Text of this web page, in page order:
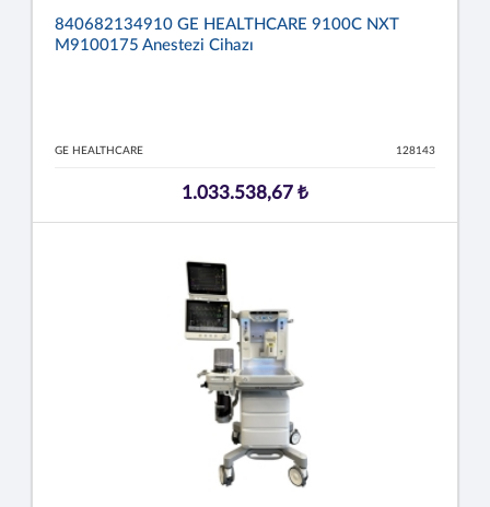
840682134910 GE HEALTHCARE 9100C NXT
M9100175 Anestezi Cihazı
GE HEALTHCARE 128143
1.033.538,67 ₺